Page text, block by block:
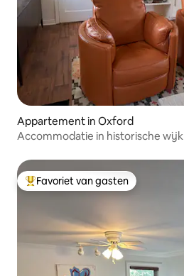
Appartement in Oxford
Accommodatie in historische wijk
Topfavoriet van gasten
Favoriet van gasten